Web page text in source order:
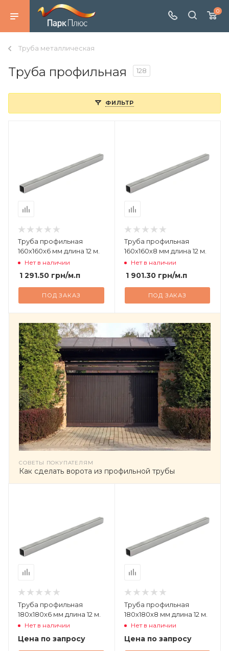
0
Труба металлическая
Труба профильная 128
ФИЛЬТР
Труба профильная
160х160х6 мм длина 12 м.
Нет в наличии
1 291.50 грн/м.п
ПОД ЗАКАЗ
Труба профильная
160х160х8 мм длина 12 м.
Нет в наличии
1 901.30грн/м.п
ПОД ЗАКАЗ
СОВЕТЫ ПОКУПАТЕЛЯМ
Как сделать ворота из профильной трубы
Труба профильная
180х180х6 мм длина 12 м.
Нет в наличии
Цена по запросу
Труба профильная
180х180х8 мм длина 12 м.
Нет в наличии
Цена по запросу